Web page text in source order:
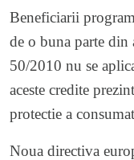
Beneficiarii
de o buna parte din
50/2010 nu se
aceste credite
protectie a
Noua directiva